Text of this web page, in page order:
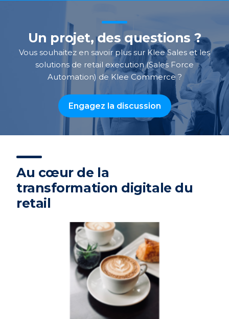
Un projet, des questions ?
Vous souhaitez en savoir plus sur Klee Sales et les
solutions de retail execution(Sales Force
Automation) de Klee Commerce ?
Engagez la discussion
Au cœur de la
transformation digitale du
retail